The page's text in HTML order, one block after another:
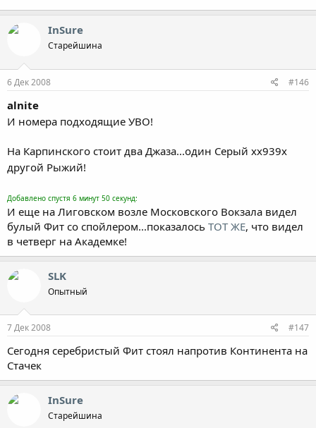
113 KB · Просмотры: 660
InSure
Старейшина
6 Дек 2008 #146
alnite
И номера подходящие УВО!
На Карпинского стоит два Джаза...один Серый xx939x
другой Рыжий!
Добавлено спустя 6 минут 50 секунд:
И еще на Лиговском возле Московского Вокзала видел
булый Фит со спойлером...показалось ТОТ ЖЕ, что видел
в четверг на Академке!
SLK
Опытный
7 Дек 2008 #147
Сегодня серебристый Фит стоял напротив Континента на
Стачек
InSure
Старейшина